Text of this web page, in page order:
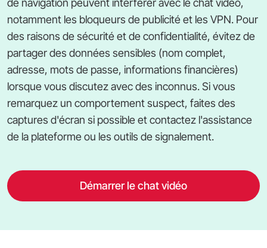
notamment les bloqueurs de publicité et les VPN. Pour
des raisons de sécurité et de confidentialité, évitez de
partager des données sensibles (nom complet,
adresse, mots de passe, informations financières)
lorsque vous discutez avec des inconnus. Si vous
remarquez un comportement suspect, faites des
captures d'écran si possible et contactez l'assistance
de la plateforme ou les outils de signalement.
Démarrer le chat vidéo